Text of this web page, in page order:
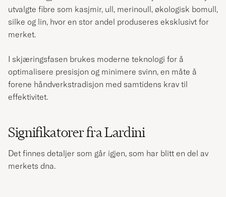
utvalgte fibre som kasjmir, ull, merinoull, økologisk bomull,
silke og lin, hvor en stor andel produseres eksklusivt for
merket.
I skjæringsfasen brukes moderne teknologi for å
optimalisere presisjon og minimere svinn, en måte å
forene håndverkstradisjon med samtidens krav til
effektivitet.
Signifikatorer fra Lardini
Det finnes detaljer som går igjen, som har blitt en del av
merkets dna.